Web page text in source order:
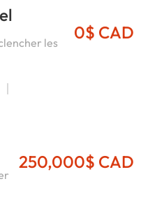
les
0$ CAD
250,000$ CAD